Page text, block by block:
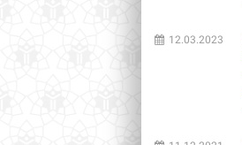
12.03.2023